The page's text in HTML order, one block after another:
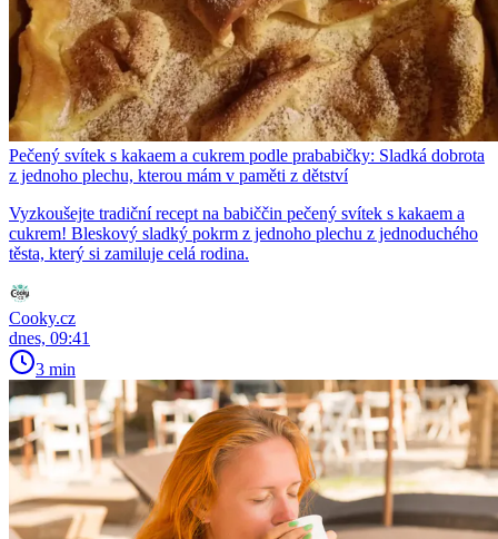
Pečený svítek s kakaem a cukrem podle prababičky: Sladká dobrota
z jednoho plechu, kterou mám v paměti z dětství
Vyzkoušejte tradiční recept na babiččin pečený svítek s kakaem a
cukrem! Bleskový sladký pokrm z jednoho plechu z jednoduchého
těsta, který si zamiluje celá rodina.
Cooky.cz
dnes, 09:41
3 min